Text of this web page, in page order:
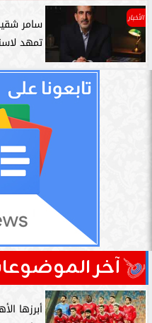
الأخبار
تمهد
آخر
أبرزها